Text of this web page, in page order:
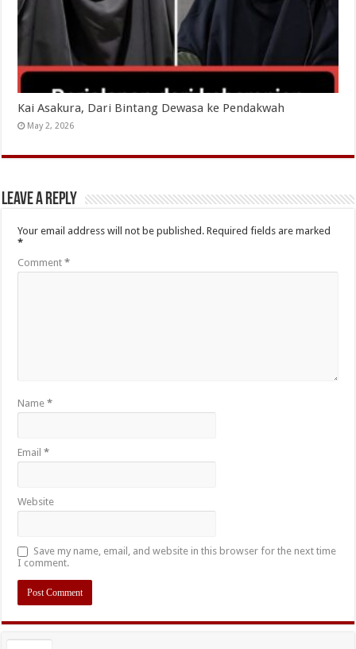
Kai Asakura, Dari Bintang Dewasa ke Pendakwah
May 2, 2026
Leave a Reply
Your email address will not be published. Required fields are marked
*
Comment*
Name*
Email*
Website
Save my name, email, and website in this browser for the next time
I comment.